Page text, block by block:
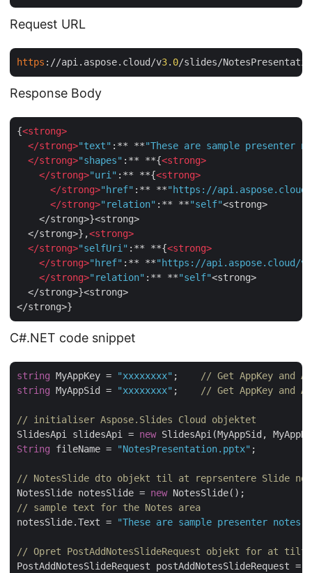
Request URL
https ://api.aspose.cloud/v3. 0/slides/
Response Body
{<strong>
</strong>"text" :** **"These are sample presenter
</strong>"shapes" :** **{<strong>
</strong>"uri" :** **{<strong>
</strong>"href" :** **"https://
</strong>"relation" :** **"self"<strong>
    </strong>}<strong>
  </strong>},
<strong>
</strong>"selfUri" :** **{<strong>
</strong>"href" :** **"https://api.aspose.cloud/
</strong>"relation" :** **"self"<strong>
  </strong>}<strong>
C#.NET code snippet
string MyAppKey = "xxxxxxxx" ; // Get AppKey and
string MyAppSid = "xxxxxxxx" ; // Get AppKey and
// initialiser Aspose.Slides Cloud objektet
SlidesApi slidesApi = new
String fileName = "NotesPresentation.pptx"
// NotesSlide dto objekt til at reprsentere Slide
NotesSlide notesSlide = new
// sample text for the Notes area
notesSlide.Text =
"These are sample presenter notes
// Opret PostAddNotesSlideRequest objekt for at
PostAddNotesSlideRequest postAddNotesSlideRequest =